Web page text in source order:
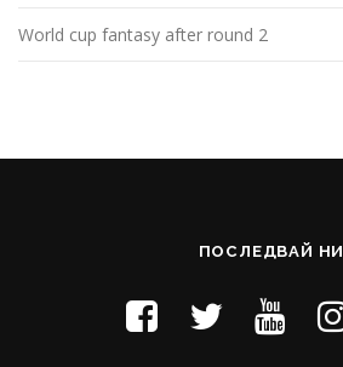
World cup fantasy after round 2
ПОСЛЕДВАЙ НИ